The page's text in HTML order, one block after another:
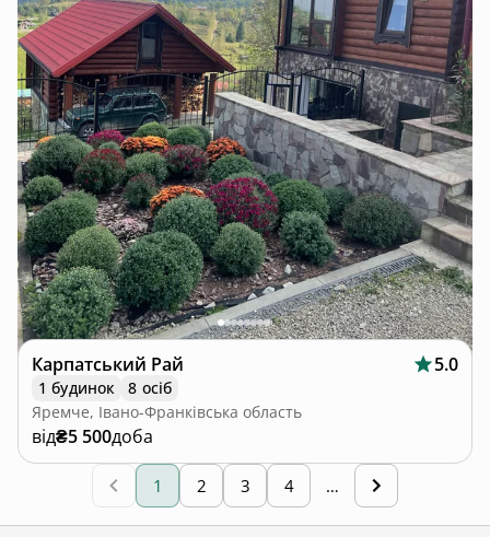
Карпатський Рай 5.0
1 будинок
8 осіб
Яремче, Івано-Франківська область
від₴5 500доба
1 2 3 4 …